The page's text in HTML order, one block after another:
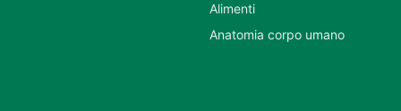
Alimenti
Anatomia corpo umano